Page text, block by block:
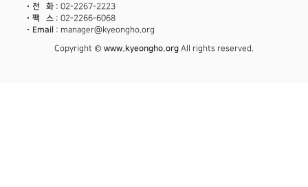
전 화 : 02-2267-2223
팩 스 : 02-2266-6068
Email : manager@kyeongho.org
Copyright © www.kyeongho.org All rights reserved.